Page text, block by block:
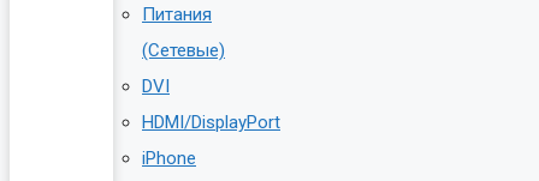
Питания
(Сетевые)
DVI
HDMI/DisplayPort
iPhone